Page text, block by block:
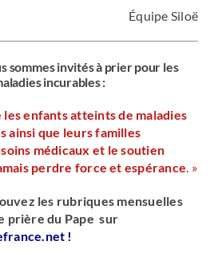
Équipe Siloë
sommes invités à prier pour les
incurables :
les enfants atteints de maladies
ainsi que leurs familles
médicaux et le soutien
perdre force et espérance. »
les rubriques mensuelles
prière du Pape sur
!